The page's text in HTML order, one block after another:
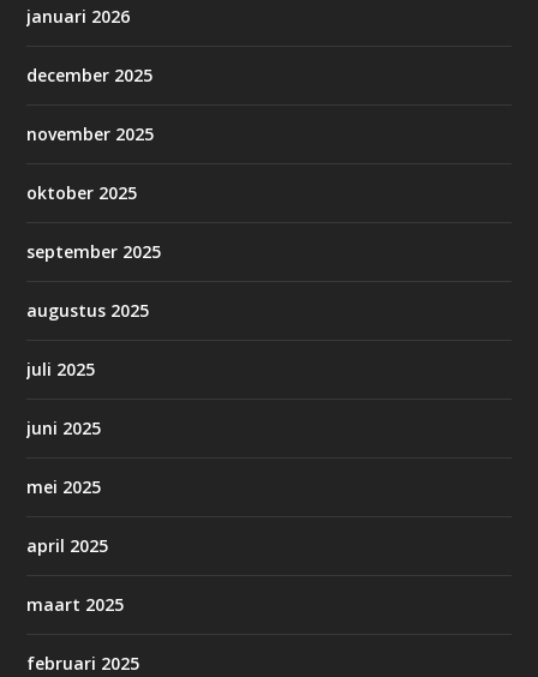
januari 2026
december 2025
november 2025
oktober 2025
september 2025
augustus 2025
juli 2025
juni 2025
mei 2025
april 2025
maart 2025
februari 2025